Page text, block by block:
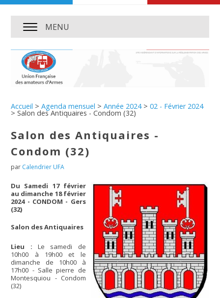
MENU
Accueil >Agenda mensuel >Année 2024>02 - Février 2024
>Salon des Antiquaires - Condom (32)
Salon des Antiquaires -
Condom (32)
par Calendrier UFA
Du Samedi 17 février
au dimanche 18 février
2024 - CONDOM - Gers
(32)
Salon des Antiquaires
Lieu : Le samedi de
10h00 à 19h00 et le
dimanche de 10h00 à
17h00 - Salle pierre de
Montesquiou - Condom
(32)